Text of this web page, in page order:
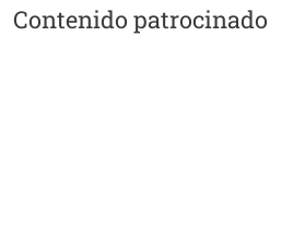
Contenido patrocinado